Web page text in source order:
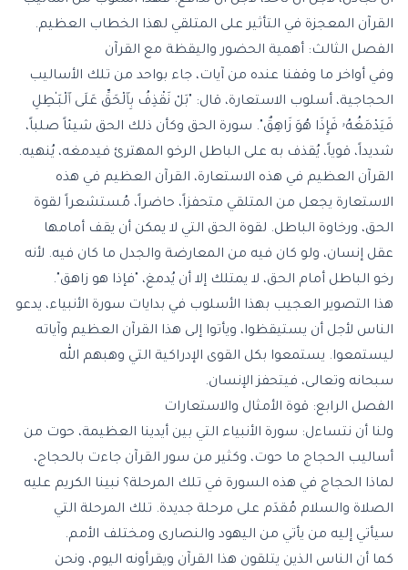
القرآن المعجزة في التأثير على المتلقي لهذا الخطاب العظيم.
الفصل الثالث: أهمية الحضور واليقظة مع القرآن
وفي أواخر ما وقفنا عنده من آيات، جاء بواحد من تلك الأساليب
الحجاجية، أسلوب الاستعارة، قال: "بَلْ نَقْذِفُ بِٱلْحَقِّ عَلَى ٱلْبَـٰطِلِ
فَيَدْمَغُهُۥ فَإِذَا هُوَ زَاهِقٌ". سورة الحق وكأن ذلك الحق شيئاً صلباً،
شديداً، قوياً، يُقذف به على الباطل الرخو المهترئ فيدمغه، يُنهيه.
القرآن العظيم في هذه الاستعارة، القرآن العظيم في هذه
الاستعارة يجعل من المتلقي متحفزاً، حاضراً، مُستشعراً لقوة
الحق، ورخاوة الباطل. لقوة الحق التي لا يمكن أن يقف أمامها
عقل إنسان، ولو كان فيه من المعارضة والجدل ما كان فيه. لأنه
رخو الباطل أمام الحق، لا يمتلك إلا أن يُدمغ، "فإذا هو زاهق".
هذا التصوير العجيب بهذا الأسلوب في بدايات سورة الأنبياء، يدعو
الناس لأجل أن يستيقظوا، ويأتوا إلى هذا القرآن العظيم وآياته
ليستمعوا. يستمعوا بكل القوى الإدراكية التي وهبهم الله
سبحانه وتعالى، فيتحفز الإنسان.
الفصل الرابع: قوة الأمثال والاستعارات
ولنا أن نتساءل: سورة الأنبياء التي بين أيدينا العظيمة، حوت من
أساليب الحجاج ما حوت، وكثير من سور القرآن جاءت بالحجاج،
لماذا الحجاج في هذه السورة في تلك المرحلة؟ نبينا الكريم عليه
الصلاة والسلام مُقدَم على مرحلة جديدة. تلك المرحلة التي
سيأتي إليه من يأتي من اليهود والنصارى ومختلف الأمم.
كما أن الناس الذين يتلقون هذا القرآن ويقرأونه اليوم، ونحن